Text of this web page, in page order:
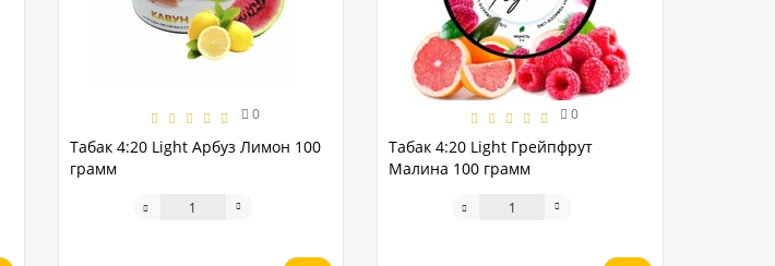
0
Табак 4:20 Light Арбуз Лимон 100
грамм
0
Табак 4:20 Light Грейпфрут
Малина 100 грамм